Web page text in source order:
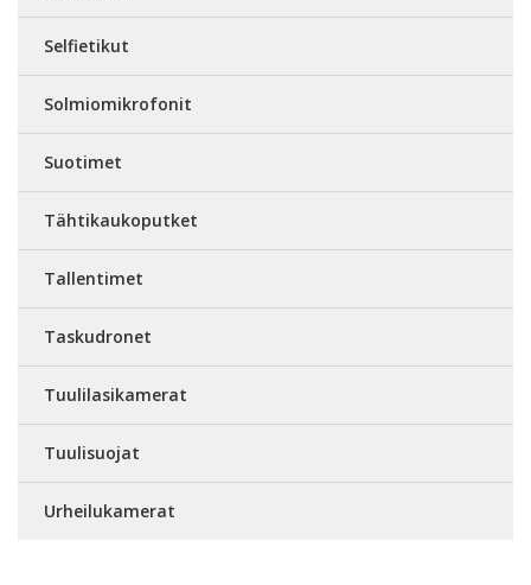
Selfietikut
Solmiomikrofonit
Suotimet
Tähtikaukoputket
Tallentimet
Taskudronet
Tuulilasikamerat
Tuulisuojat
Urheilukamerat